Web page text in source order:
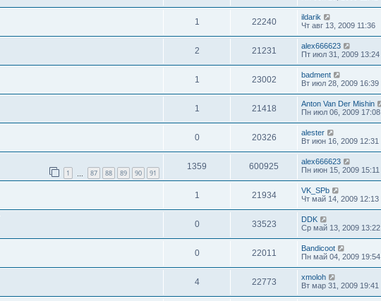
1 22240
ildarik
Чт авг 13, 2009 11:36
2 21231
alex666623
Пт июл 31, 2009 13:24
1 23002
badment
Вт июл 28, 2009 16:39
1 21418
Anton Van Der Mishin
Пн июл 06, 2009 17:08
0 20326
alester
Вт июн 16, 2009 12:31
1 87 88 89 90 91
1359 600925
alex666623
Пн июн 15, 2009 15:11
1 21934
VK_SPb
Чт май 14, 2009 12:13
0 33523
DDK
Ср май 13, 2009 13:22
0 22011
Bandicoot
Пн май 04, 2009 19:54
4 22773
xmoloh
Вт мар 31, 2009 19:41